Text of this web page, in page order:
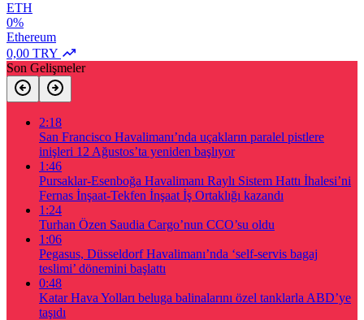
ETH
0%
Ethereum
0,00 TRY
Son Gelişmeler
2:18
San Francisco Havalimanı’nda uçakların paralel pistlere
inişleri 12 Ağustos’ta yeniden başlıyor
1:46
Pursaklar-Esenboğa Havalimanı Raylı Sistem Hattı İhalesi’ni
Fernas İnşaat-Tekfen İnşaat İş Ortaklığı kazandı
1:24
Turhan Özen Saudia Cargo’nun CCO’su oldu
1:06
Pegasus, Düsseldorf Havalimanı’nda ‘self-servis bagaj
teslimi’ dönemini başlattı
0:48
Katar Hava Yolları beluga balinalarını özel tanklarla ABD’ye
taşıdı